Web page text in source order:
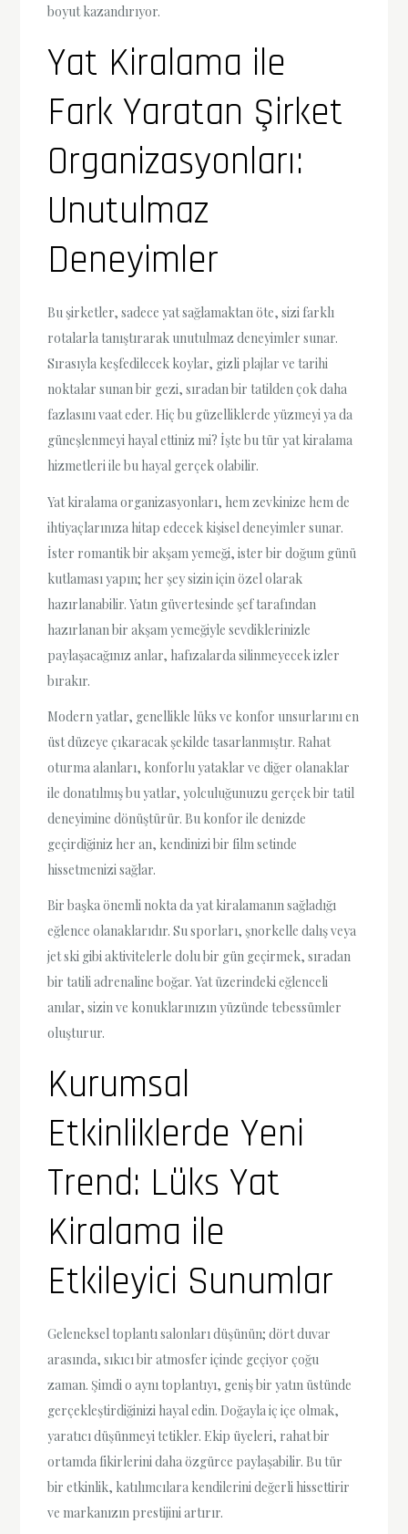
boyut kazandırıyor.
Yat Kiralama ile
Fark Yaratan Şirket
Organizasyonları:
Unutulmaz
Deneyimler
Bu şirketler, sadece yat sağlamaktan öte, sizi farklı
rotalarla tanıştırarak unutulmaz deneyimler sunar.
Sırasıyla keşfedilecek koylar, gizli plajlar ve tarihi
noktalar sunan bir gezi, sıradan bir tatilden çok daha
fazlasını vaat eder. Hiç bu güzelliklerde yüzmeyi ya da
güneşlenmeyi hayal ettiniz mi? İşte bu tür yat kiralama
hizmetleri ile bu hayal gerçek olabilir.
Yat kiralama organizasyonları, hem zevkinize hem de
ihtiyaçlarınıza hitap edecek kişisel deneyimler sunar.
İster romantik bir akşam yemeği, ister bir doğum günü
kutlaması yapın; her şey sizin için özel olarak
hazırlanabilir. Yatın güvertesinde şef tarafından
hazırlanan bir akşam yemeğiyle sevdiklerinizle
paylaşacağınız anlar, hafızalarda silinmeyecek izler
bırakır.
Modern yatlar, genellikle lüks ve konfor unsurlarını en
üst düzeye çıkaracak şekilde tasarlanmıştır. Rahat
oturma alanları, konforlu yataklar ve diğer olanaklar
ile donatılmış bu yatlar, yolculuğunuzu gerçek bir tatil
deneyimine dönüştürür. Bu konfor ile denizde
geçirdiğiniz her an, kendinizi bir film setinde
hissetmenizi sağlar.
Bir başka önemli nokta da yat kiralamanın sağladığı
eğlence olanaklarıdır. Su sporları, şnorkelle dalış veya
jet ski gibi aktivitelerle dolu bir gün geçirmek, sıradan
bir tatili adrenaline boğar. Yat üzerindeki eğlenceli
anılar, sizin ve konuklarınızın yüzünde tebessümler
oluşturur.
Kurumsal
Etkinliklerde Yeni
Trend: Lüks Yat
Kiralama ile
Etkileyici Sunumlar
Geleneksel toplantı salonları düşünün; dört duvar
arasında, sıkıcı bir atmosfer içinde geçiyor çoğu
zaman. Şimdi o aynı toplantıyı, geniş bir yatın üstünde
gerçekleştirdiğinizi hayal edin. Doğayla iç içe olmak,
yaratıcı düşünmeyi tetikler. Ekip üyeleri, rahat bir
ortamda fikirlerini daha özgürce paylaşabilir. Bu tür
bir etkinlik, katılımcılara kendilerini değerli hissettirir
ve markanızın prestijini artırır.